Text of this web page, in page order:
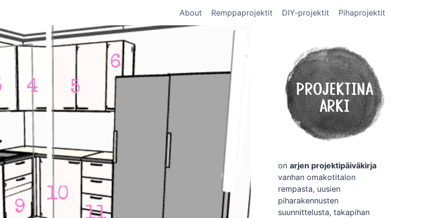
About Remppaprojektit DIY-projektit Pihaprojektit
on arjen projektipäiväkirja
vanhan omakotitalon
rempasta, uusien
piharakennusten
suunnittelusta, takapihan